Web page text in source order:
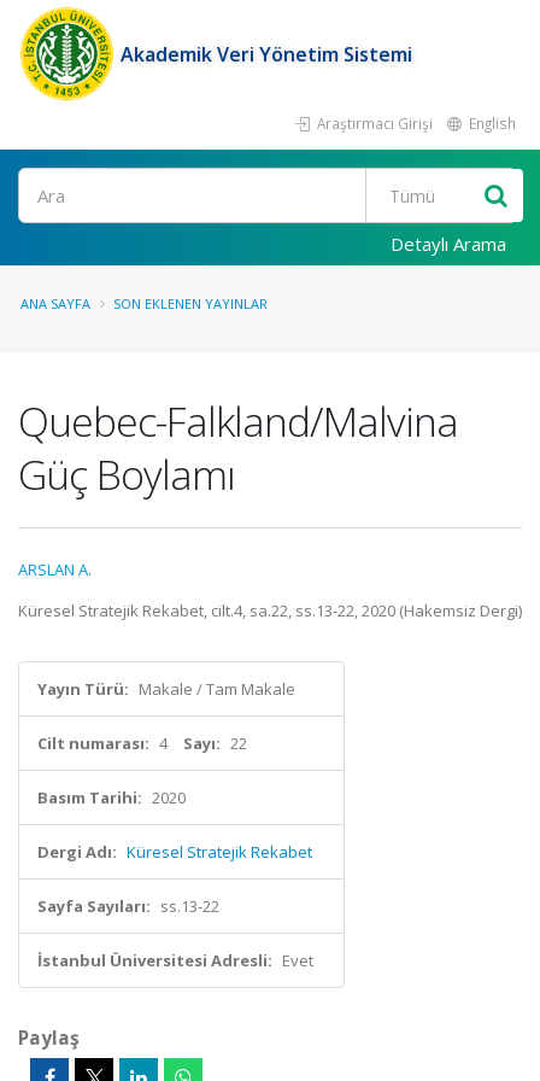
Akademik Veri Yönetim Sistemi
Araştırmacı Girişi English
Ara
Detaylı Arama
ANA SAYFA SON EKLENEN YAYINLAR
Quebec-Falkland/Malvina
Güç Boylamı
ARSLAN A.
Küresel Stratejik Rekabet, cilt.4, sa.22, ss.13-22, 2020 (Hakemsiz Dergi)
Yayın Türü: Makale / Tam Makale
Cilt numarası: 4 Sayı: 22
Basım Tarihi: 2020
Dergi Adı: Küresel Stratejik Rekabet
Sayfa Sayıları: ss.13-22
İstanbul Üniversitesi Adresli: Evet
Paylaş